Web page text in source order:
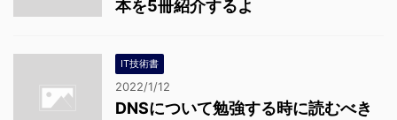
本を5冊紹介するよ
IT技術書
2022/1/12
DNSについて勉強する時に読むべき